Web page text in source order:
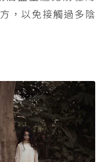
，以免接觸過多陰